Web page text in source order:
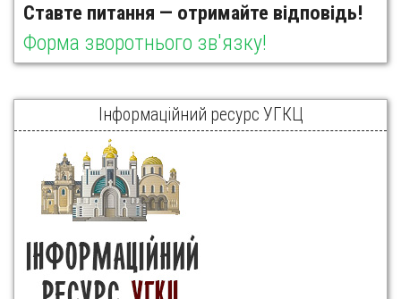
Ставте питання — отримайте відповідь!
Форма зворотнього зв'язку!
Інформаційний ресурс УГКЦ